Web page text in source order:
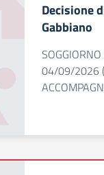
Decisione
Gabbiano
04/09/2026